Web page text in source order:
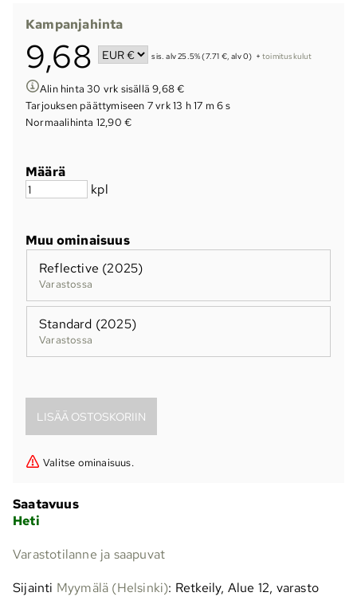
Kampanjahinta
9,68 sis. alv 25.5% (7.71 €, alv 0) +toimituskulut
Alin hinta 30 vrk sisällä 9,68 €
Tarjouksen päättymiseen 7 vrk 13 h 17 m 5 s
Normaalihinta 12,90 €
Määrä
kpl
Muu ominaisuus
Reflective (2025)
Varastossa
Standard (2025)
Varastossa
Valitse ominaisuus.
Saatavuus
Heti
Varastotilanne ja saapuvat
Sijainti Myymälä (Helsinki): Retkeily, Alue 12, varasto